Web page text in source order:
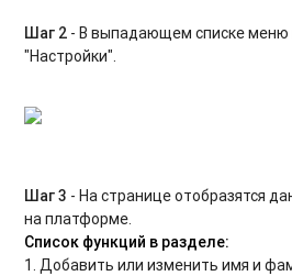
Шаг 2 - В выпадающем списке меню
"Настройки".
Шаг 3 - На странице отобразятся
на платформе.
Список функций в разделе:
1. Добавить или изменить имя и